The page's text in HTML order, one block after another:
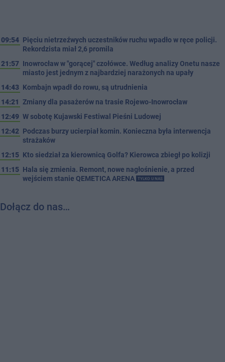
09:54 Pięciu nietrzeźwych uczestników ruchu wpadło w ręce policji.
Rekordzista miał 2,6 promila
21:57 Inowrocław w "gorącej" czołówce. Według analizy Onetu nasze
miasto jest jednym z najbardziej narażonych na upały
14:43 Kombajn wpadł do rowu, są utrudnienia
14:21 Zmiany dla pasażerów na trasie Rojewo-Inowrocław
12:49 W sobotę Kujawski Festiwal Pieśni Ludowej
12:42 Podczas burzy ucierpiał komin. Konieczna była interwencja
strażaków
12:15 Kto siedział za kierownicą Golfa? Kierowca zbiegł po kolizji
11:15 Hala się zmienia. Remont, nowe nagłośnienie, a przed
wejściem stanie QEMETICA ARENA
TYLKO U NAS
Dołącz do nas…